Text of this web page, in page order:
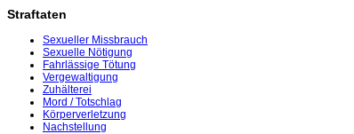
Straftaten
Sexueller Missbrauch
Sexuelle Nötigung
Fahrlässige Tötung
Vergewaltigung
Zuhälterei
Mord / Totschlag
Körperverletzung
Nachstellung